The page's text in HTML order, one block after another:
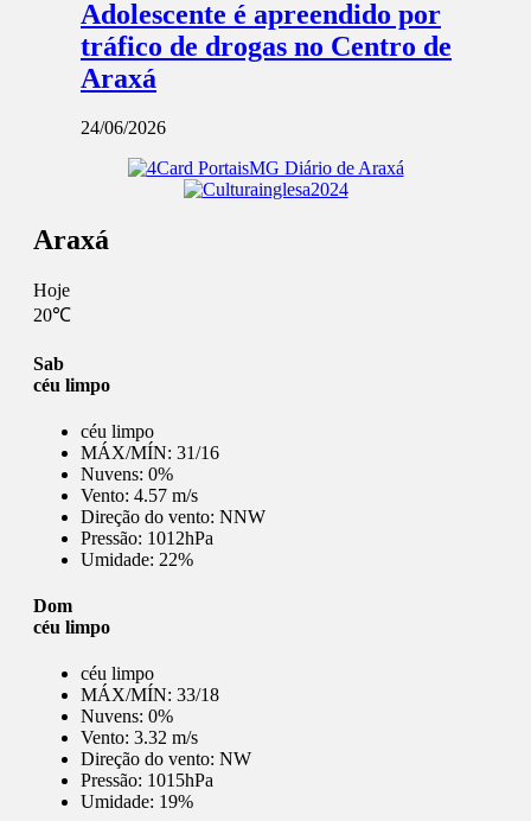
Adolescente é apreendido por
tráfico de drogas no Centro de
Araxá
24/06/2026
Araxá
Hoje
20℃
Sab
céu limpo
céu limpo
MÁX/MÍN: 31/16
Nuvens: 0%
Vento: 4.57 m/s
Direção do vento: NNW
Pressão: 1012hPa
Umidade: 22%
Dom
céu limpo
céu limpo
MÁX/MÍN: 33/18
Nuvens: 0%
Vento: 3.32 m/s
Direção do vento: NW
Pressão: 1015hPa
Umidade: 19%